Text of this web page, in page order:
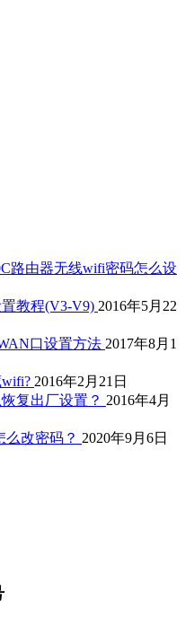
路由器无线wifi密码怎么设
教程(V3-V9) 2016年5月22
口设置方法 2017年8月1
2016年2月21日
复出厂设置？ 2016年4月
么改密码？ 2020年9月6日